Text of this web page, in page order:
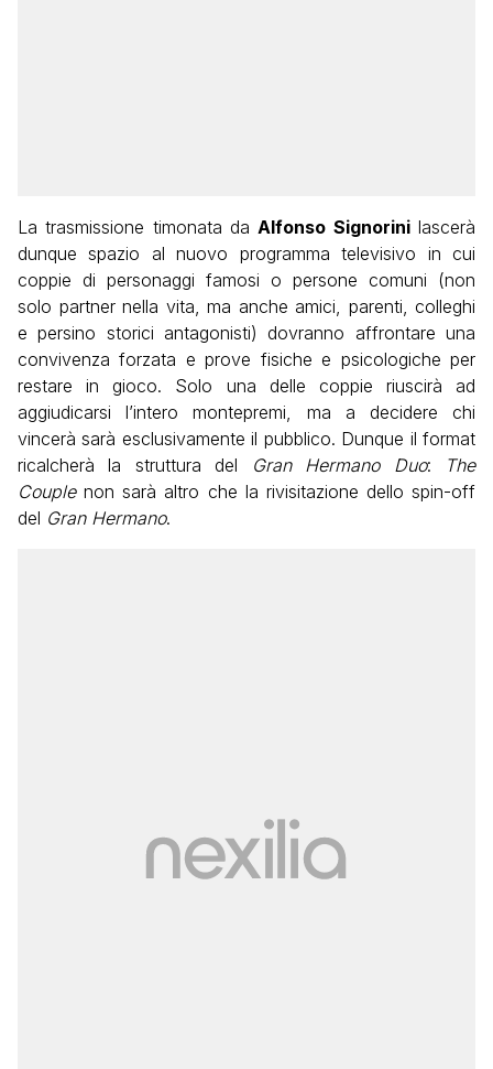
La trasmissione timonata daAlfonso Signorinilascerà
dunque spazio al nuovo programma televisivo in cui
coppie di personaggi famosi o persone comuni (non
solo partner nella vita, ma anche amici, parenti, colleghi
e persino storici antagonisti) dovranno affrontare una
convivenza forzata e prove fisiche e psicologiche per
restare in gioco. Solo una delle coppie riuscirà ad
aggiudicarsi l’intero montepremi, ma a decidere chi
vincerà sarà esclusivamente il pubblico. Dunque il format
ricalcherà la struttura del Gran Hermano Duo:
The
Couplenon sarà altro che la rivisitazione dello spin-off
del Gran Hermano.